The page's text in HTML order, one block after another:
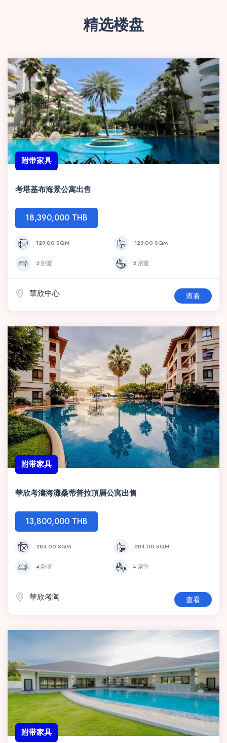
精选楼盘
附带家具
考塔基布海景公寓出售
18,390,000 THB
129.00 SQM 129.00 SQM
2 卧室 2 浴室
華欣中心 查看
附带家具
華欣考濤海灘桑蒂普拉頂層公寓出售
13,800,000 THB
284.00 SQM 284.00 SQM
4 卧室 4 浴室
華欣考陶 查看
附带家具